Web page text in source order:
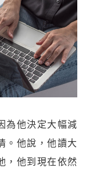
為他決定大幅減
。他說，他讀大
，他到現在依然